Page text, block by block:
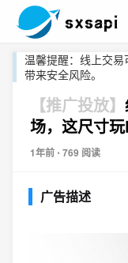
温馨提醒：线上交
带来安全风险。
【推广投放】
场，这尺寸
1年前 ⋅ 769 阅读
广告描述